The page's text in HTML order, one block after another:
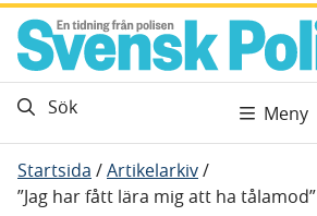
Gå direkt till innehåll
Sök Meny
Startsida /Artikelarkiv/
”Jag har fått lära mig att ha tålamod”